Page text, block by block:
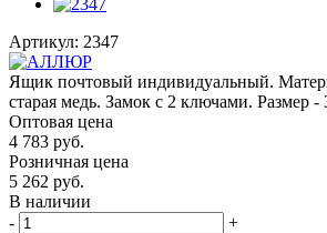
Артикул: 2347
Ящик почтовый индивидуальный.
старая медь. Замок с 2 ключами. Размер
Оптовая цена
4 783 руб.
Розничная цена
5 262 руб.
В наличии
-
+